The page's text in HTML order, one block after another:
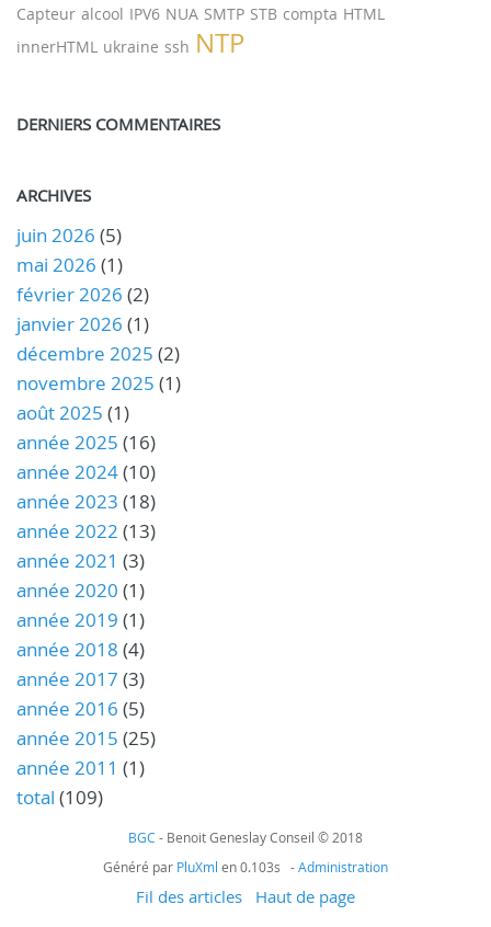
Capteur alcool IPV6 NUA SMTP STB compta HTML
innerHTML ukraine ssh NTP
DERNIERS COMMENTAIRES
ARCHIVES
juin 2026 (5)
mai 2026 (1)
février 2026 (2)
janvier 2026 (1)
décembre 2025 (2)
novembre 2025 (1)
août 2025 (1)
année 2025 (16)
année 2024(10)
année 2023 (18)
année 2022 (13)
année 2021 (3)
année 2020 (1)
année 2019 (1)
année 2018 (4)
année 2017 (3)
année 2016 (5)
année 2015 (25)
année 2011 (1)
total (109)
BGC - Benoit Geneslay Conseil © 2018
Généré par PluXml en 0.103s -Administration
Fil des articles Haut de page